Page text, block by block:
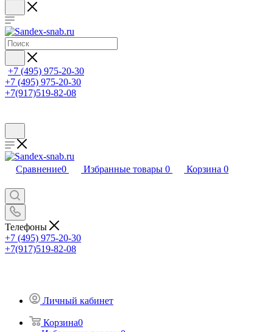
+7 (495) 975-20-30
+7 (495) 975-20-30
+7(917)519-82-08
Сравнение0 Избранные товары 0 Корзина 0
Телефоны
+7 (495) 975-20-30
+7(917)519-82-08
Личный кабинет
Корзина0